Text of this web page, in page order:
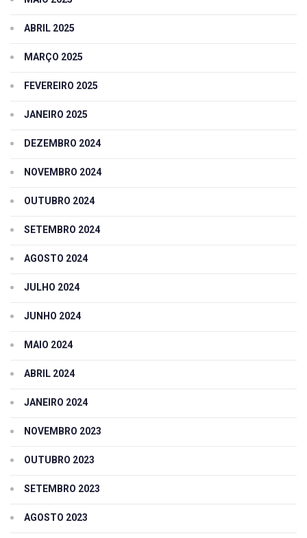
ABRIL 2025
MARÇO 2025
FEVEREIRO 2025
JANEIRO 2025
DEZEMBRO 2024
NOVEMBRO 2024
OUTUBRO 2024
SETEMBRO 2024
AGOSTO 2024
JULHO 2024
JUNHO 2024
MAIO 2024
ABRIL 2024
JANEIRO 2024
NOVEMBRO 2023
OUTUBRO 2023
SETEMBRO 2023
AGOSTO 2023